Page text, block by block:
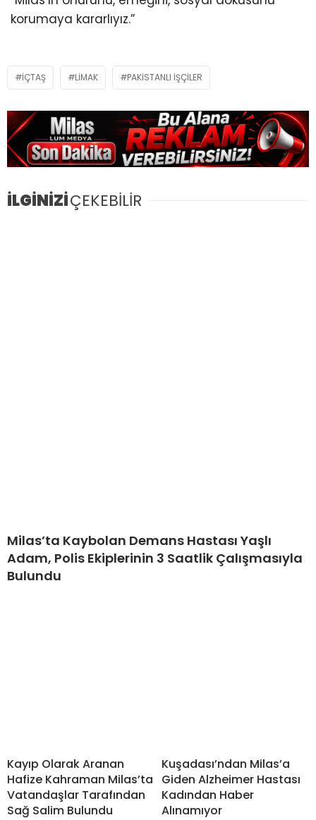
korumaya kararlıyız.”
İÇTAŞ LIMAK PAKISTANLI IŞÇILER
İLGİNİZİÇEKEBİLİR
Milas’ta Kaybolan Demans Hastası Yaşlı
Adam, Polis Ekiplerinin 3 Saatlik Çalışmasıyla
Bulundu
Kayıp Olarak Aranan
Hafize Kahraman Milas’ta
Vatandaşlar Tarafından
Sağ Salim Bulundu
Kuşadası’ndan Milas’a
Giden Alzheimer Hastası
Kadından Haber
Alınamıyor